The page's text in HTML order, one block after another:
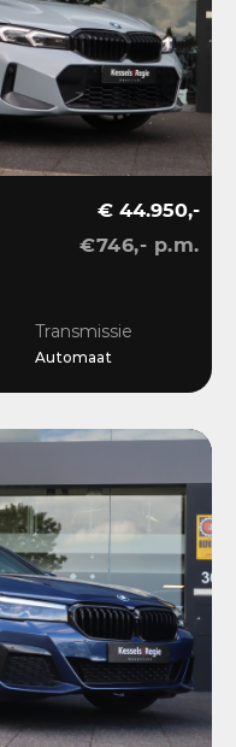
€ 44.950,-
€746,- p.m.
Transmissie
Automaat